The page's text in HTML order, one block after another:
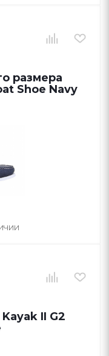
размера
Shoe Navy
II G2